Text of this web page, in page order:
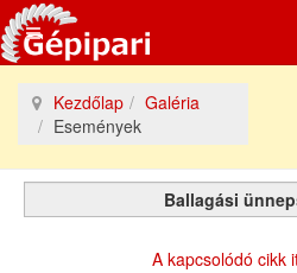
Kezdőlap
Galéria
Események
Ballagási
A kapcsolódó cikk